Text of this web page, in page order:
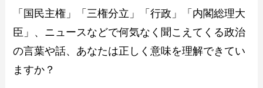
「国民主権」「三権分立」「行政」「内閣総理大
臣」、ニュースなどで何気なく聞こえてくる政治
の言葉や話、あなたは正しく意味を理解できてい
ますか？